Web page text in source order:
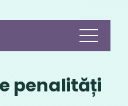
penalități